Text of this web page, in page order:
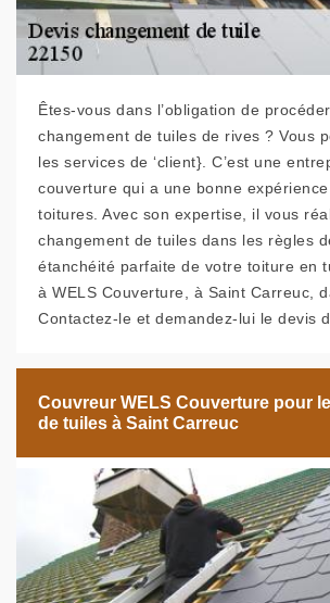
Êtes-vous dans l’obligation de
changement de tuiles de rives ? Vous
les services de ‘client}. C’est une
couverture qui a une bonne
toitures. Avec son expertise, il vous
changement de tuiles dans les règles
étanchéité parfaite de votre toiture en
à WELS Couverture, à Saint Carreuc,
Contactez-le et demandez-lui le devis
Couvreur WELS Couverture pour
de tuiles à Saint Carreuc